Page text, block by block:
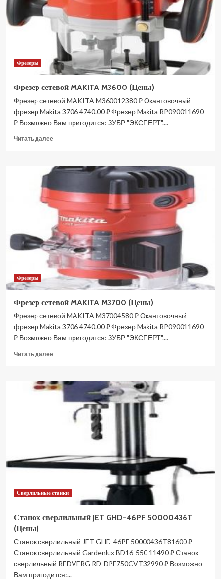
Фрезеры
Фрезер сетевой MAKITA M3600 (Цены)
Фрезер сетевой MAKITA M360012380 ₽ Окантовочный
фрезер Makita 3706 4740.00 ₽ Фрезер Makita RP090011690
₽ Возможно Вам пригодится: ЗУБР "ЭКСПЕРТ"....
Читать далееПрочитать
Фрезер
сетевой
M3600
(Цены)
Фрезеры
Фрезер сетевой MAKITA M3700 (Цены)
Фрезер сетевой MAKITA M37004580 ₽ Окантовочный
фрезер Makita 3706 4740.00 ₽ Фрезер Makita RP090011690
₽ Возможно Вам пригодится: ЗУБР "ЭКСПЕРТ"....
Читать далееПрочитать
Фрезер
сетевой
(Цены)
Сверлильные станки
Станок сверлильный JET GHD-46PF 50000436T
(Цены)
Станок сверлильный JET GHD-46PF 50000436T81600 ₽
Станок сверлильный Gardenlux BD16-550 11490 ₽ Станок
сверлильный REDVERG RD-DPF750CVT32990 ₽ Возможно
Вам пригодится:...